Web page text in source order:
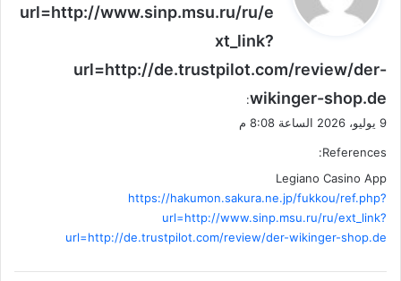
ل
url=http://www.sinp.msu.ru/ru/e
xt_link?
url=http://de.trustpilot.com/review/der-
wikinger-shop.de
:
9 يوليو، 2026 الساعة 8:08 م
References:
Legiano Casino App
https://hakumon.sakura.ne.jp/fukkou/ref.php?
url=http://www.sinp.msu.ru/ru/ext_link?
url=http://de.trustpilot.com/review/der-wikinger-shop.de